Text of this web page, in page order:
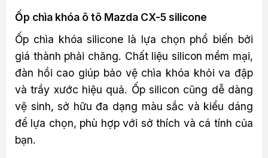
Ốp chìa khóa ô tô Mazda CX-5 silicone
Ốp chìa khóa silicone là lựa chọn phổ biến bởi
giá thành phải chăng. Chất liệu silicon mềm mại,
đàn hồi cao giúp bảo vệ chìa khóa khỏi va đập
và trầy xước hiệu quả. Ốp silicon cũng dễ dàng
vệ sinh, sở hữu đa dạng màu sắc và kiểu dáng
để lựa chọn, phù hợp với sở thích và cá tính của
bạn.